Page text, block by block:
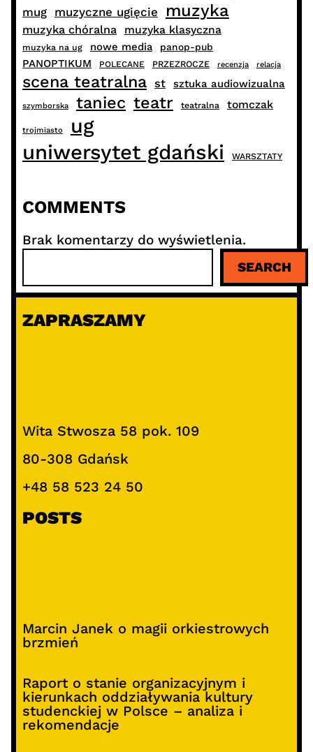
mug muzyczne ugięcie muzyka
muzyka chóralna muzyka klasyczna
muzyka na ug nowe media panop-pub
PANOPTIKUM POLECANE PRZEZROCZE recenzja relacja
scena teatralna st sztuka audiowizualna
szymborska taniec teatr teatralna tomczak
trojmiasto
ug
uniwersytet gdański
WARSZTATY
COMMENTS
Brak komentarzy do wyświetlenia.
u
a
SEARCH
ZAPRASZAMY
Wita Stwosza 58 pok. 109
80-308 Gdańsk
+48 58 523 24 50
POSTS
Marcin Janek o magii orkiestrowych
brzmień
Raport o stanie organizacyjnym i
kierunkach oddziaływania kultury
studenckiej w Polsce – analiza i
rekomendacje